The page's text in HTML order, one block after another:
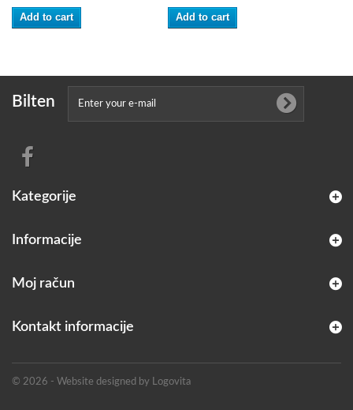
Add to cart Add to cart
Bilten
Kategorije
Informacije
© 2026 - Website designed by Logovita
Moj račun
Kontakt informacije